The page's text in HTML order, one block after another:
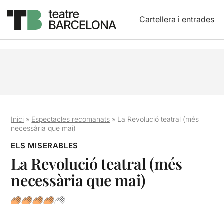
Cartellera i entrades
Inici » Espectacles recomanats » La Revolució teatral (més
necessària que mai)
ELS MISERABLES
La Revolució teatral (més
necessària que mai)